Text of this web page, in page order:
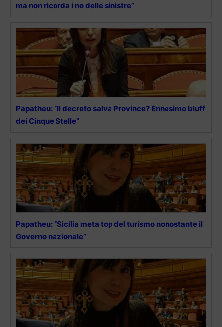
ma non ricorda i no delle sinistre”
Papatheu: “Il decreto salva Province? Ennesimo bluff
dei Cinque Stelle”
Papatheu: “Sicilia meta top del turismo nonostante il
Governo nazionale”